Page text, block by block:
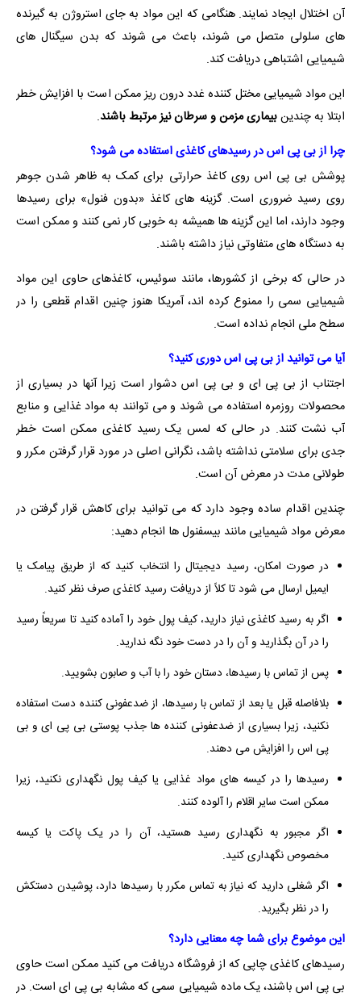
آن اختلال ایجاد نمایند. هنگامی که این مواد به جای استروژن به گیرنده
های سلولی متصل می شوند، باعث می شوند که بدن سیگنال های
شیمیایی اشتباهی دریافت کند.
این مواد شیمیایی مختل کننده غدد درون ریز ممکن است با افزایش خطر
ابتلا به چندینبیماری مزمن و سرطان نیز مرتبط باشند.
چرا از بی پی اس در رسیدهای کاغذی استفاده می شود؟
پوشش بی پی اس روی کاغذ حرارتی برای کمک به ظاهر شدن جوهر
روی رسید ضروری است. گزینه های کاغذ «بدون فنول» برای رسیدها
وجود دارند، اما این گزینه ها همیشه به خوبی کار نمی کنند و ممکن است
به دستگاه های متفاوتی نیاز داشته باشند.
در حالی که برخی از کشورها، مانند سوئیس، کاغذهای حاوی این مواد
شیمیایی سمی را ممنوع کرده اند، آمریکا هنوز چنین اقدام قطعی را در
سطح ملی انجام نداده است.
آیا می توانید از بی پی اس دوری کنید؟
اجتناب از بی پی ای و بی پی اس دشوار است زیرا آنها در بسیاری از
محصولات روزمره استفاده می شوند و می توانند به مواد غذایی و منابع
آب نشت کنند. در حالی که لمس یک رسید کاغذی ممکن است خطر
جدی برای سلامتی نداشته باشد، نگرانی اصلی در مورد قرار گرفتن مکرر و
طولانی مدت در معرض آن است.
چندین اقدام ساده وجود دارد که می توانید برای کاهش قرار گرفتن در
معرض مواد شیمیایی مانند بیسفنول ها انجام دهید:
در صورت امکان، رسید دیجیتال را انتخاب کنید که از طریق پیامک یا
ایمیل ارسال می شود تا کلاً از دریافت رسید کاغذی صرف نظر کنید.
اگر به رسید کاغذی نیاز دارید، کیف پول خود را آماده کنید تا سریعاً رسید
را در آن بگذارید و آن را در دست خود نگه ندارید.
پس از تماس با رسیدها، دستان خود را با آب و صابون بشویید.
بلافاصله قبل یا بعد از تماس با رسیدها، از ضدعفونی کننده دست استفاده
نکنید، زیرا بسیاری از ضدعفونی کننده ها جذب پوستی بی پی ای و بی
پی اس را افزایش می دهند.
رسیدها را در کیسه های مواد غذایی یا کیف پول نگهداری نکنید، زیرا
ممکن است سایر اقلام را آلوده کنند.
اگر مجبور به نگهداری رسید هستید، آن را در یک پاکت یا کیسه
مخصوص نگهداری کنید.
اگر شغلی دارید که نیاز به تماس مکرر با رسیدها دارد، پوشیدن دستکش
را در نظر بگیرید.
این موضوع برای شما چه معنایی دارد؟
رسیدهای کاغذی چاپی که از فروشگاه دریافت می کنید ممکن است حاوی
بی پی اس باشند، یک ماده شیمیایی سمی که مشابه بی پی ای است. در